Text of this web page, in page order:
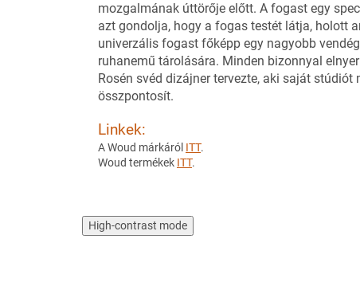
mozgalmának úttörője előtt. A fogast egy
azt gondolja, hogy a fogas testét látja, holott
univerzális fogast főképp egy nagyobb
ruhanemű tárolására. Minden bizonnyal
Rosén svéd dizájner tervezte, aki saját
összpontosít.
Linkek:
A Woud márkáról ITT.
Woud termékek ITT.
High-contrast mode